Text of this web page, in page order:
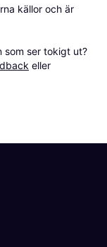
källor och är
som ser tokigt ut?
eller